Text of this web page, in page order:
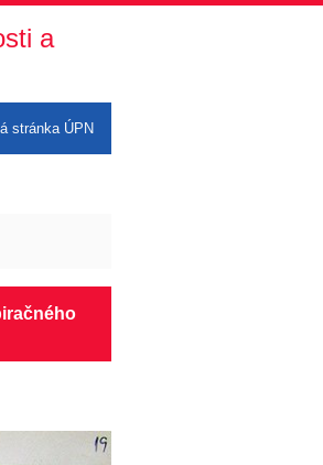
a
stránka ÚPN